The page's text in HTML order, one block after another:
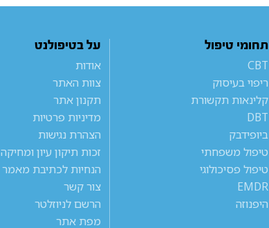
תחומי טיפול
CBT
ריפוי בעיסוק
קלינאות תקשורת
DBT
ביופידבק
טיפול משפחתי
טיפול פסיכולוגי
EMDR
היפנוזה
על בטיפולנט
אודות
צוות האתר
תקנון אתר
מדיניות פרטיות
הצהרת נגישות
זכות תיקון עיון ומחיקה
הנחיות לכתיבת מאמר
צור קשר
הרשם לניוזלטר
מפת אתר